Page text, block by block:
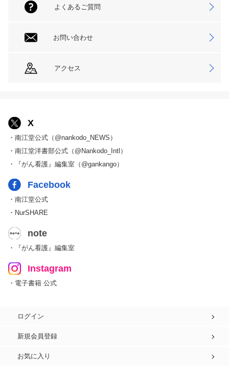
よくあるご質問
お問い合わせ
アクセス
X
・南江堂公式（@nankodo_NEWS）
・南江堂洋書部公式（@Nankodo_Intl）
・『がん看護』編集室（@gankango）
Facebook
・南江堂公式
・NurSHARE
note
・『がん看護』編集室
Instagram
・電子書籍 公式
ログイン
新規会員登録
お気に入り